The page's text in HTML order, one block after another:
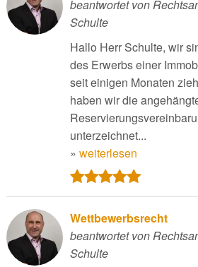
beantwortet von
Schulte
Hallo Herr Schulte, wir
des Erwerbs einer
seit einigen Monaten
haben wir die
unterzeichnet...
» weiterlesen
Wettbewerbsrecht
beantwortet von
Schulte